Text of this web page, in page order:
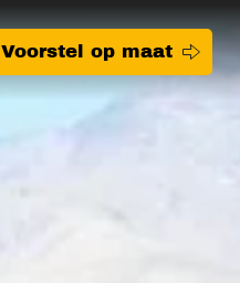
Voorstel op maat